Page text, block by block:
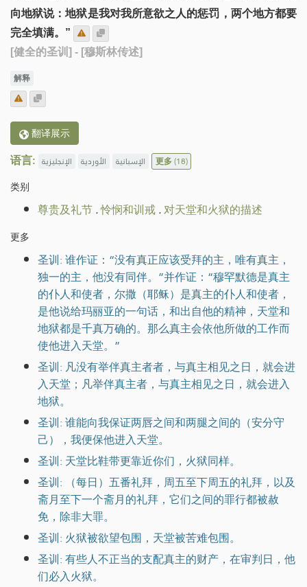
向地狱说：地狱是我对我所意欲之人的惩罚，两个地方都要
完全填满。”
[健全的圣训] - [穆斯林传述]
解释
翻译展示
语言: الإنجليزية الأوردية الإسبانية 更多(18)
类别
尊贵及礼节.怜悯和训戒.对天堂和火狱的描述
更多
圣训: 谁作证：“没有真正应该受拜的主，唯有真主，
独一的主，他没有同伴。”并作证：“穆罕默德是真主
的仆人和使者，尔撒（耶稣）是真主的仆人和使者，
是他说给玛丽亚的一句话，和出自他的精神，天堂和
地狱都是千真万确的。那么真主会依他所做的工作而
使他进入天堂。”
圣训: 凡没有举伴真主者者，与真主相见之日，就会进
入天堂；凡举伴真主者，与真主相见之日，就会进入
地狱。
圣训: 谁能向我保证两唇之间和两腿之间的（安分守
己），我便保他进入天堂。
圣训: 天堂比鞋带更靠近你们，火狱同样。
圣训: （每日）五番礼拜，周五至下周五的礼拜，以及
斋月至下一个斋月的礼拜，它们之间的罪行都被赦
免，除非大罪。
圣训: 火狱被欲望包围，天堂被苦难包围。
圣训: 有些人不正当的支配真主的财产，在审判日，他
们必入火狱。